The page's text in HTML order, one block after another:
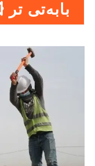
بابەتى تر